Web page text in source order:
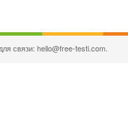
связи: hello@free-testi.com.